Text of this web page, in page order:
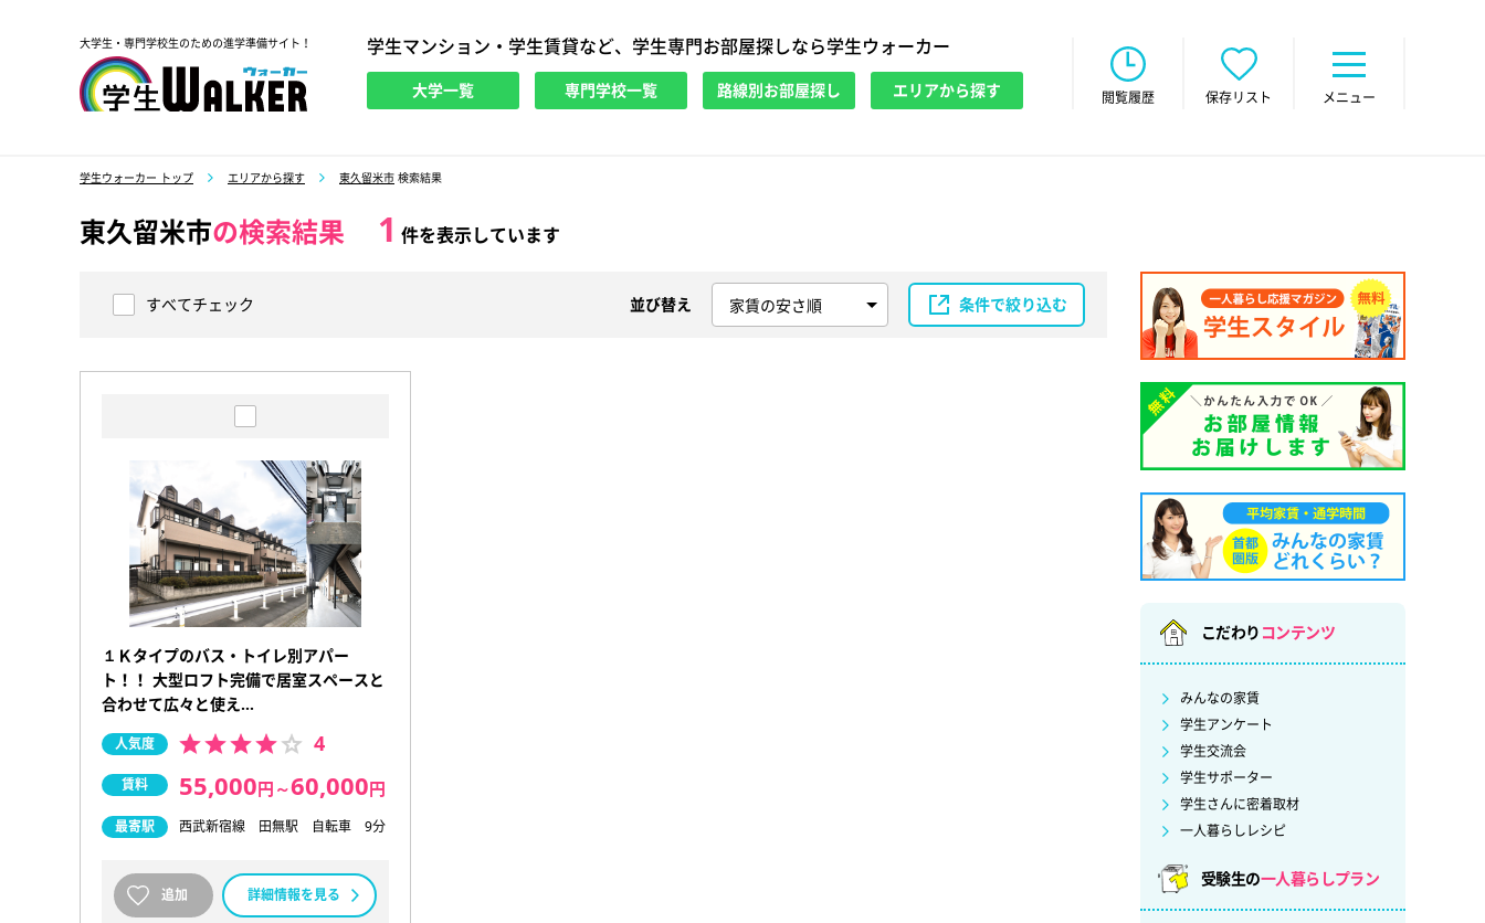
大学生・専門学校生のための進学準備サイト！ 学生マンション・学生賃貸など、学生専門お部屋探しなら学生ウォーカー
大学一覧 専門学校一覧 路線別お部屋探し エリアから探す 閲覧履歴 保存リスト メニュー
学生ウォーカー トップ エリアから探す 東久留米市 検索結果
東久留米市の検索結果 1 件を表示しています
すべてチェック 並び替え 条件で絞り込む
１Ｋタイプのバス・トイレ別アパー
ト！！ 大型ロフト完備で居室スペースと
合わせて広々と使え…
人気度 4
賃料 55,000円 ～60,000円
最寄駅 西武新宿線 田無駅 自転車 9分
追加 詳細情報を見る
こだわり コンテンツ
みんなの家賃
学生アンケート
学生交流会
学生サポーター
学生さんに密着取材
一人暮らしレシピ
受験生の一人暮らしプラン